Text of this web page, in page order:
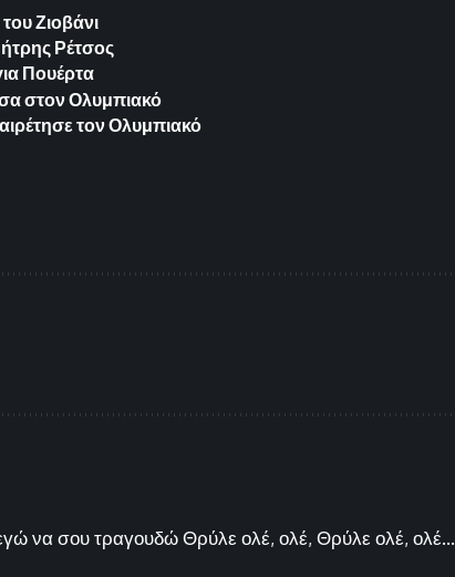
Ζιοβάνι
Ρέτσος
Πουέρτα
στον Ολυμπιακό
τον Ολυμπιακό
να σου τραγουδώ Θρύλε ολέ, ολέ, Θρύλε ολέ, ολέ...